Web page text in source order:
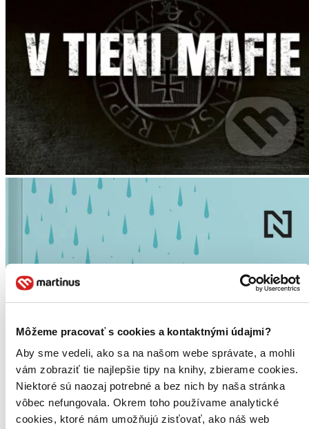
Môžeme pracovať s cookies a kontaktnými údajmi?
Aby sme vedeli, ako sa na našom webe správate, a mohli
vám zobraziť tie najlepšie tipy na knihy, zbierame cookies.
Niektoré sú naozaj potrebné a bez nich by naša stránka
vôbec nefungovala. Okrem toho používame analytické
cookies, ktoré nám umožňujú zisťovať, ako náš web